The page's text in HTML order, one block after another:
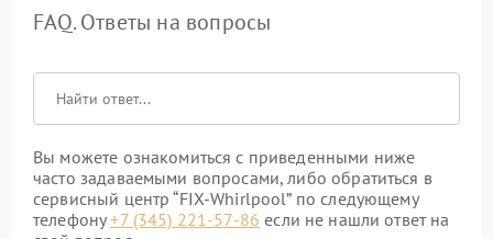
FAQ. Ответы на вопросы
Вы можете ознакомиться с приведенными ниже
часто задаваемыми вопросами, либо обратиться в
сервисный центр “FIX-Whirlpool” по следующему
телефону+7 (345) 221-57-86 если не нашли ответ на